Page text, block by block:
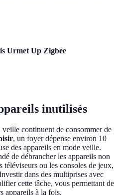
Urmet Up Zigbee
inutilisés
continuent de consommer de
, un foyer dépense environ 10
des appareils en mode veille.
de débrancher les appareils non
téléviseurs ou les consoles de jeux,
dans des multiprises avec
cette tâche, vous permettant de
appareils à la fois.